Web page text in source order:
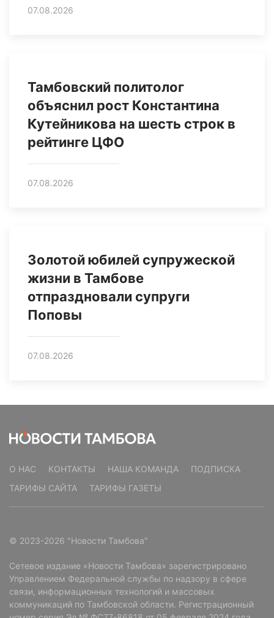
07.08.2026
Тамбовский политолог
объяснил рост Константина
Кутейникова на шесть строк в
рейтинге ЦФО
07.08.2026
Золотой юбилей супружеской
жизни в Тамбове
отпраздновали супруги
Поповы
07.08.2026
О НАС КОНТАКТЫ НАША КОМАНДА
ПОДПИСКА
ТАРИФЫ САЙТА
ТАРИФЫ ГАЗЕТЫ
© 2023-2026 "Новости Тамбова"
Сетевое издание «Новости Тамбова» зарегистрировано
Управлением Федеральной службы по надзору в сфере
связи, информационных технологий и массовых
коммуникаций по Тамбовской области. Регистрационный